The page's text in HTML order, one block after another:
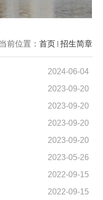
当前位置： 首页 招生简章
2024-06-04
2023-09-20
2023-09-20
2023-09-20
2023-09-20
2023-05-26
2022-09-15
2022-09-15